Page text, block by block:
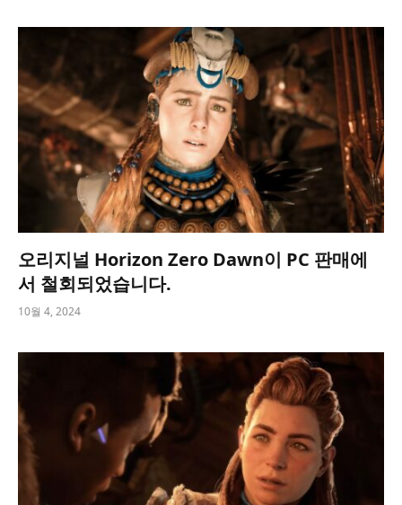
오리지널 Horizon Zero Dawn이 PC 판매에
서 철회되었습니다.
10월 4, 2024